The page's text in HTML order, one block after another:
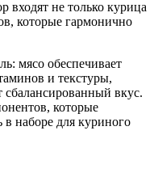
входят не только курица
которые гармонично
мясо обеспечивает
и текстуры,
вкус.
которые
в наборе для куриного